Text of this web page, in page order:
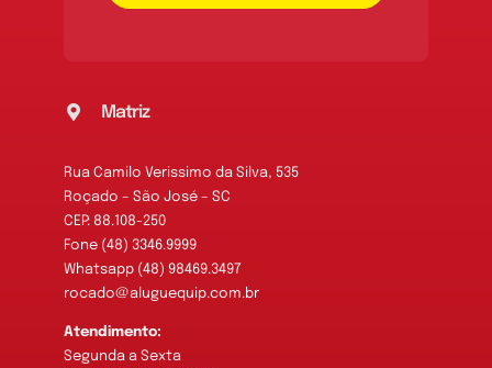
Matriz
Rua Camilo Verissimo da Silva, 535
Roçado – São José – SC
CEP: 88.108-250
Fone (48) 3346.9999
Whatsapp (48) 98469.3497
rocado@aluguequip.com.br
Atendimento:
Segunda a Sexta